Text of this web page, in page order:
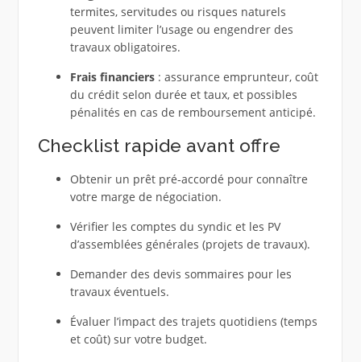
termites, servitudes ou risques naturels
peuvent limiter l’usage ou engendrer des
travaux obligatoires.
Frais financiers: assurance emprunteur, coût
du crédit selon durée et taux, et possibles
pénalités en cas de remboursement anticipé.
Checklist rapide avant offre
Obtenir un prêt pré‑accordé pour connaître
votre marge de négociation.
Vérifier les comptes du syndic et les PV
d’assemblées générales (projets de travaux).
Demander des devis sommaires pour les
travaux éventuels.
Évaluer l’impact des trajets quotidiens (temps
et coût) sur votre budget.